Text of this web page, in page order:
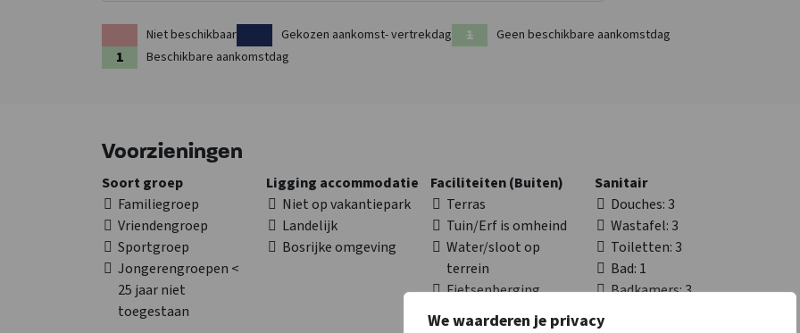
We waarderen je privacy
Niet beschikbaar Gekozen aankomst- vertrekdag
Geen beschikbare aankomstdag
Beschikbare aankomstdag
Voorzieningen
Ligging accommodatie
Niet op vakantiepark
Landelijk
Bosrijke omgeving
Faciliteiten (Buiten)
Terras
Tuin/Erf is omheind
Water/sloot op
terrein
Fietsenberging
Barbecueën
Sanitair
Douches: 3
Wastafel: 3
Toiletten: 3
Bad: 1
Badkamers: 3
Soort groep
Familiegroep
Vriendengroep
Sportgroep
Jongerengroepen <
25 jaar niet
toegestaan